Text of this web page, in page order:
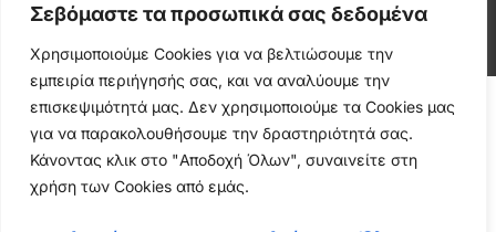
Σεβόμαστε τα προσωπικά σας δεδομένα
Χρησιμοποιούμε Cookies για να βελτιώσουμε την
εμπειρία περιήγησής σας, και να αναλύουμε την
επισκεψιμότητά μας. Δεν χρησιμοποιούμε τα Cookies μας
για να παρακολουθήσουμε την δραστηριότητά σας.
Κάνοντας κλικ στο "Αποδοχή Όλων", συναινείτε στη
χρήση των Cookies από εμάς.